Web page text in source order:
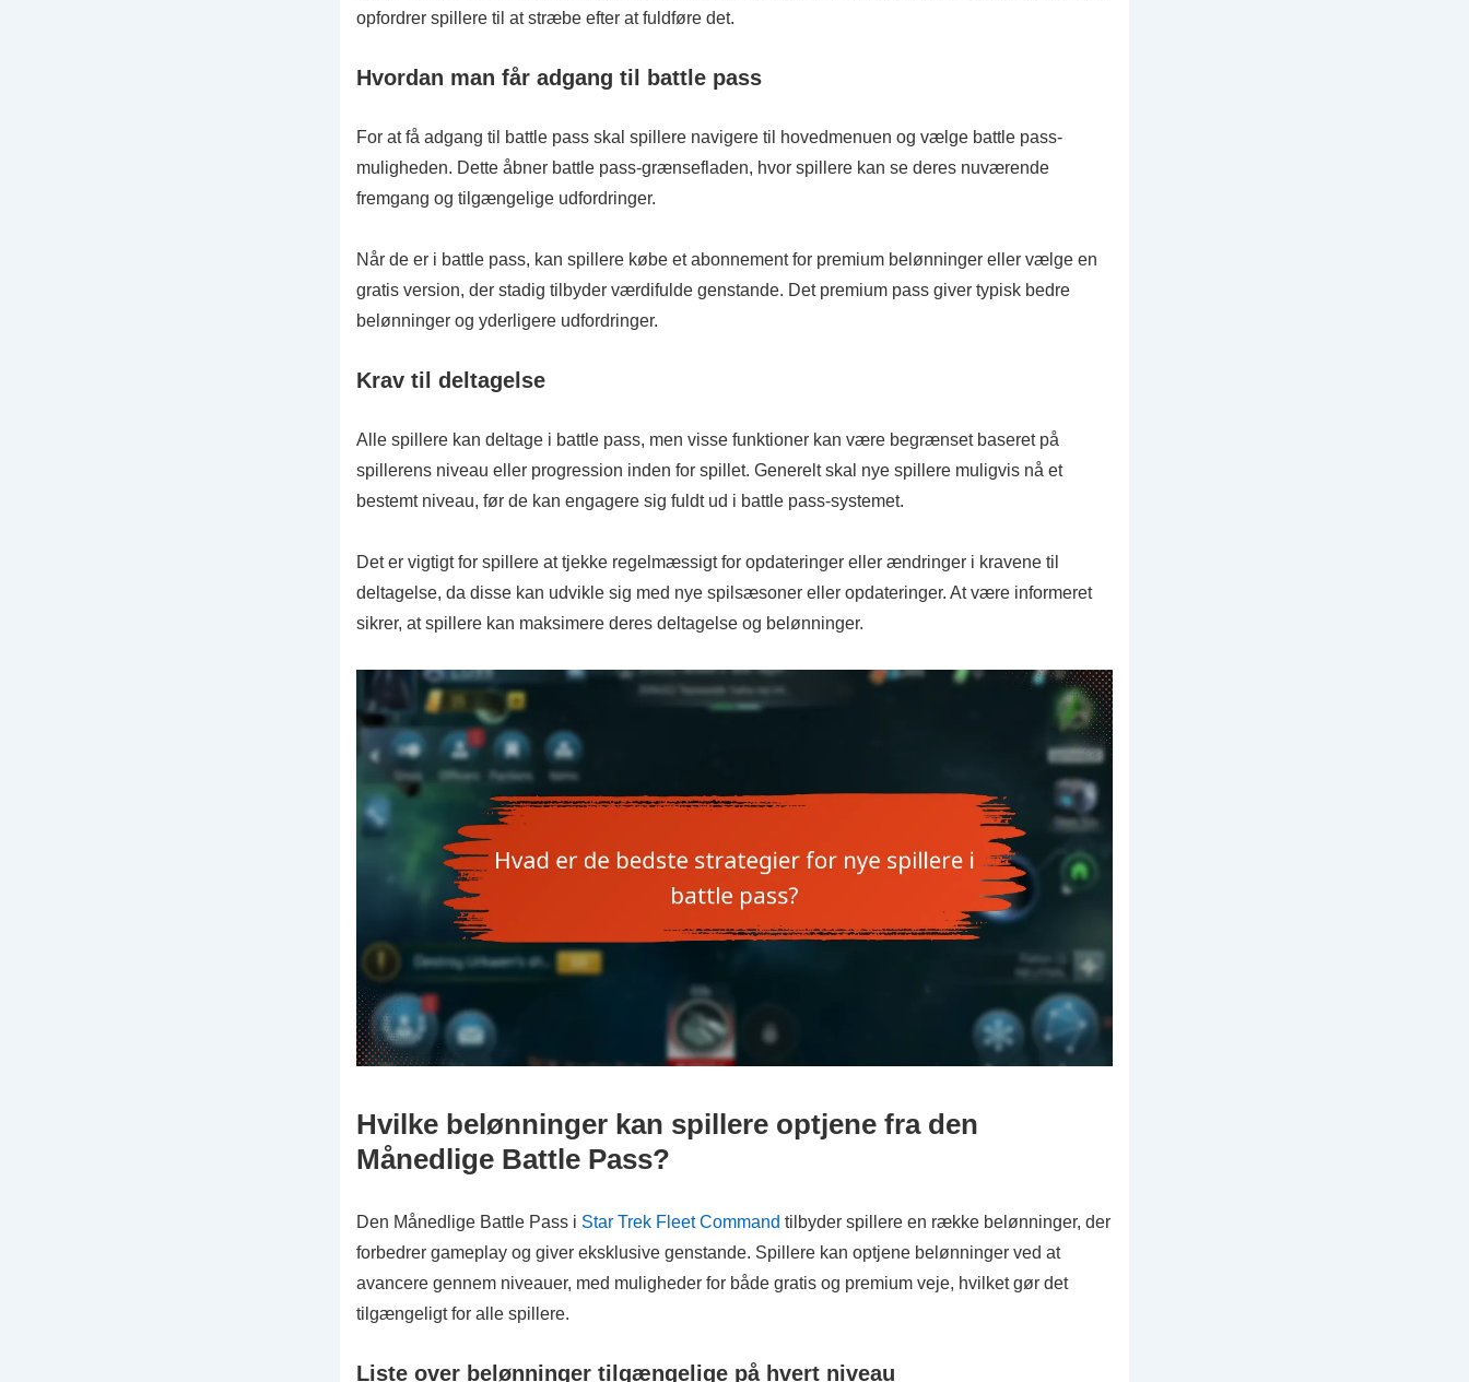
opfordrer spillere til at stræbe efter at fuldføre det.
Hvordan man får adgang til battle pass
For at få adgang til battle pass skal spillere navigere til hovedmenuen og vælge battle pass-
muligheden. Dette åbner battle pass-grænsefladen, hvor spillere kan se deres nuværende
fremgang og tilgængelige udfordringer.
Når de er i battle pass, kan spillere købe et abonnement for premium belønninger eller vælge en
gratis version, der stadig tilbyder værdifulde genstande. Det premium pass giver typisk bedre
belønninger og yderligere udfordringer.
Krav til deltagelse
Alle spillere kan deltage i battle pass, men visse funktioner kan være begrænset baseret på
spillerens niveau eller progression inden for spillet. Generelt skal nye spillere muligvis nå et
bestemt niveau, før de kan engagere sig fuldt ud i battle pass-systemet.
Det er vigtigt for spillere at tjekke regelmæssigt for opdateringer eller ændringer i kravene til
deltagelse, da disse kan udvikle sig med nye spilsæsoner eller opdateringer. At være informeret
sikrer, at spillere kan maksimere deres deltagelse og belønninger.
Hvilke belønninger kan spillere optjene fra den
Månedlige Battle Pass?
Den Månedlige Battle Pass i Star Trek Fleet Command tilbyder spillere en række belønninger, der
forbedrer gameplay og giver eksklusive genstande. Spillere kan optjene belønninger ved at
avancere gennem niveauer, med muligheder for både gratis og premium veje, hvilket gør det
tilgængeligt for alle spillere.
Liste over belønninger tilgængelige på hvert niveau